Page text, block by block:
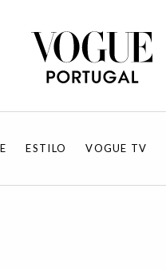
ESTILO VOGUE TV